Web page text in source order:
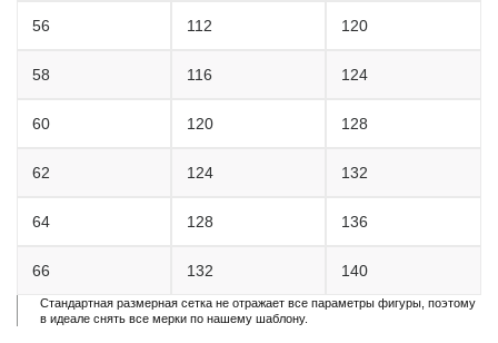
56 112 120
58 116 124
60 120 128
62 124 132
64 128 136
66 132 140
Стандартная размерная сетка не отражает все параметры фигуры, поэтому
в идеале снять все мерки по нашему шаблону.